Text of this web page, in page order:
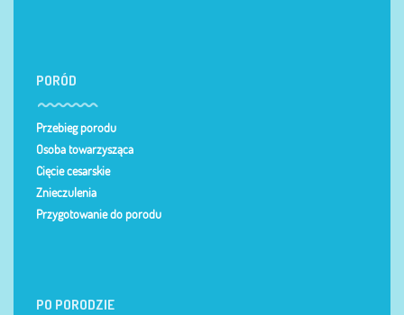
PORÓD
Przebieg porodu
Osoba towarzysząca
Cięcie cesarskie
Znieczulenia
Przygotowanie do porodu
PO PORODZIE